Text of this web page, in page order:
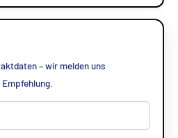
– wir melden uns